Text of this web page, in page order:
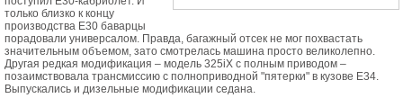
только близко к концу
производства E30 баварцы
порадовали универсалом. Правда, багажный отсек не мог похвастать
значительным объемом, зато смотрелась машина просто великолепно.
Другая редкая модификация – модель 325iX с полным приводом –
позаимствовала трансмиссию с полноприводной "пятерки" в кузове Е34.
Выпускались и дизельные модификации седана.